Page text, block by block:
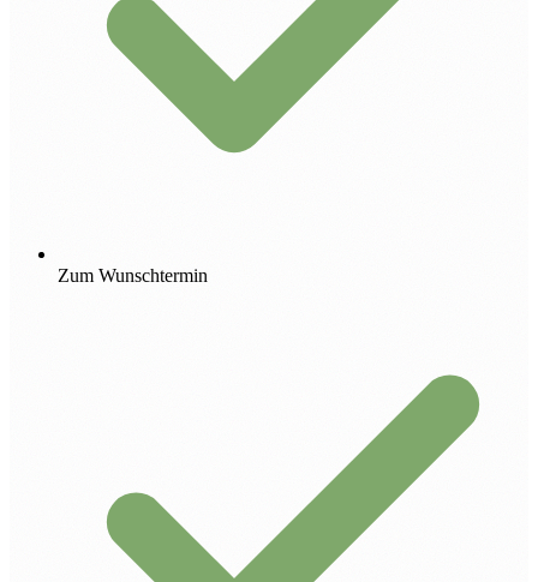
Zum Wunschtermin